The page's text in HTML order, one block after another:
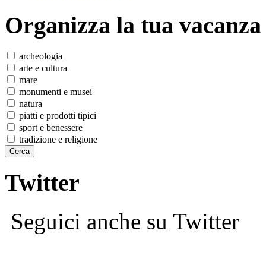
Organizza la tua vacanza
archeologia
arte e cultura
mare
monumenti e musei
natura
piatti e prodotti tipici
sport e benessere
tradizione e religione
Twitter
Seguici anche su Twitter